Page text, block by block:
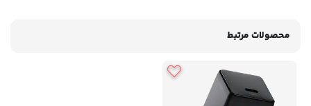
محصولات مرتبط